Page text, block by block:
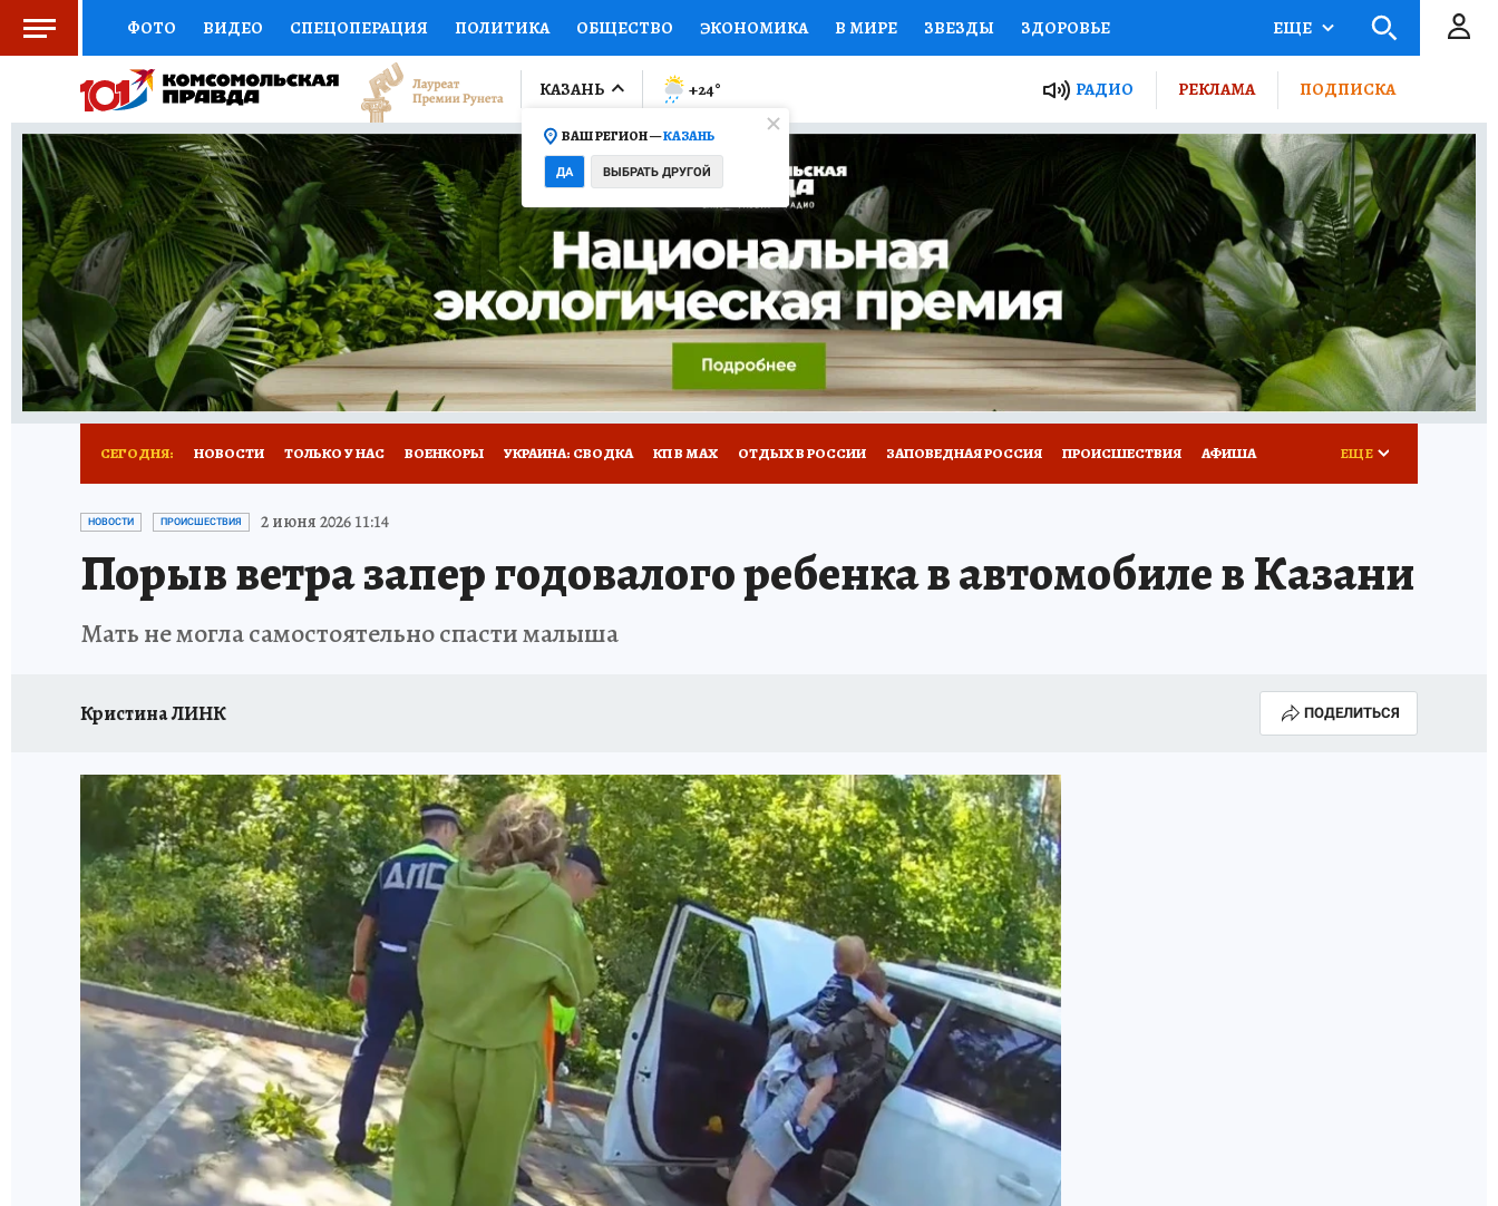
ФОТО ВИДЕО СПЕЦОПЕРАЦИЯ ПОЛИТИКА ОБЩЕСТВО ЭКОНОМИКА В МИРЕ ЗВЕЗДЫ ЗДОРОВЬЕ
СОЦПОДДЕРЖКА НАУКА СПОРТ КОЛУМНИСТЫ ПРОИСШЕСТВИЯ НАЦИОНАЛЬНЫЕ ПРОЕКТЫ РОССИИ
ВЫБОР ЭКСПЕРТОВ ДОКТОР ФИНАНСЫ ОТКРЫВАЕМ МИР Я ЗНАЮ СЕМЬЯ ЖЕНСКИЕ СЕКРЕТЫ ПУТЕВОДИТЕЛЬ
КНИЖНАЯ ПОЛКА ПРОГНОЗЫ НА СПОРТ ПРОМОКОДЫ СЕРИАЛЫ СПЕЦПРОЕКТЫ ДЕФИЦИТ ЖЕЛЕЗА ТУРИЗМ
ПРЕСС-ЦЕНТР НЕДВИЖИМОСТЬ ТЕЛЕВИЗОР КОЛЛЕКЦИИ КОНКУРСЫ РАБОТА У НАС ГИД ПОТРЕБИТЕЛЯ ВСЕ О КП
РАДИО КП РЕКЛАМА ТЕСТЫ НОВОЕ НА САЙТЕ
ЕЩЕ
КАЗАНЬ
ВАШ РЕГИОН —КАЗАНЬ
ДА ВЫБРАТЬ ДРУГОЙ
+24° РАДИО РЕКЛАМА ПОДПИСКА
СЕГОДНЯ: НОВОСТИ ТОЛЬКО У НАС ВОЕНКОРЫ УКРАИНА: СВОДКА КП В МАХ ОТДЫХ В РОССИИ ЗАПОВЕДНАЯ РОССИЯ ПРОИСШЕСТВИЯ АФИША
ТЕРРИТОРИЯ ДОБРА ИСПЫТАНО НА СЕБЕ
ЕЩЕ
НОВОСТИ ПРОИСШЕСТВИЯ 2 июня 2026 11:14
Порыв ветра запер годовалого ребенка в автомобиле в Казани
Мать не могла самостоятельно спасти малыша
Кристина ЛИНК ПОДЕЛИТЬСЯ